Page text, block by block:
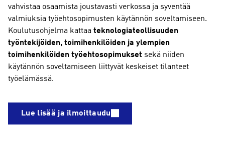
vahvistaa osaamista joustavasti verkossa ja syventää
valmiuksia työehtosopimusten käytännön soveltamiseen.
Koulutusohjelma kattaa teknologiateollisuuden
työntekijöiden, toimihenkilöiden ja ylempien
toimihenkilöiden työehtosopimukset sekä niiden
käytännön soveltamiseen liittyvät keskeiset tilanteet
työelämässä.
Lue lisää ja ilmoittaudu